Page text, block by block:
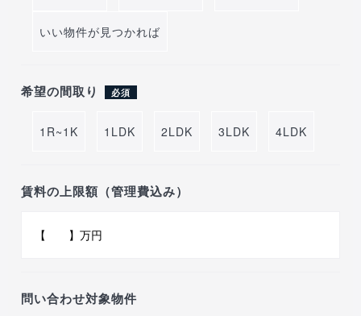
いい物件が見つかれば
希望の間取り 必須
1R~1K 1LDK 2LDK 3LDK 4LDK
賃料の上限額（管理費込み）
問い合わせ対象物件